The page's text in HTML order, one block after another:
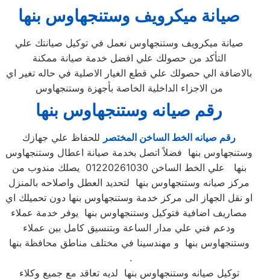
صيانة ميكرويف وستنجهاوس بنها
صيانة ميكرويف وستنجهاوس نعمل في توكيل صيانتك علي
التأكد من حصولك علي افضل خدمة صيانة ممكنة
بالاضافة الي حصولك علي قطع الغيار الاصلية في حاله تغير اي
من الاجزاء الداخلية الخاصة بأجهزة وستنجهاوس
رقم صيانه وستنجهاوس بنها
رقم صيانه الخط الساخن المختصر للحفاظ علي جهازك
وستنجهاوس بنها فضلاً اتصل بخدمة صيانة اعطال وستنجهاوس
بنها علي الخط الساخن 01220261030 يصلك مندوب من
مركز صيانه وستنجهاوس بنها لتحديد العطل واصلاحه بالمنزل
او نقل الجهاز الى مركز خدمة وستنجهاوس بنها دون تحميلك اي
مصاريف اضافية فتوكيل وستنجهاوس بنها يوفر خدمة عملاء
ودعم فني علي مدار الساعة وبتنسيق كامل بين عملاء
وستنجهاوس بنها و مهندسينا في مختلف مناطق محافظة بنها
.
توكيل صيانه وستنجهاوس بنها لديه تعاقد مع جميع وكلاء